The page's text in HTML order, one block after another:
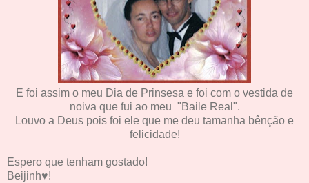
E foi assim o meu Dia de Prinsesa e foi com o vestida de
noiva que fui ao meu "Baile Real".
Louvo a Deus pois foi ele que me deu tamanha bênção e
felicidade!
Espero que tenham gostado!
Beijinh♥!